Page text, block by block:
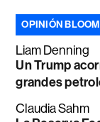
OPINIÓN
Liam Denning
Un Trump
grandes
Claudia Sahm